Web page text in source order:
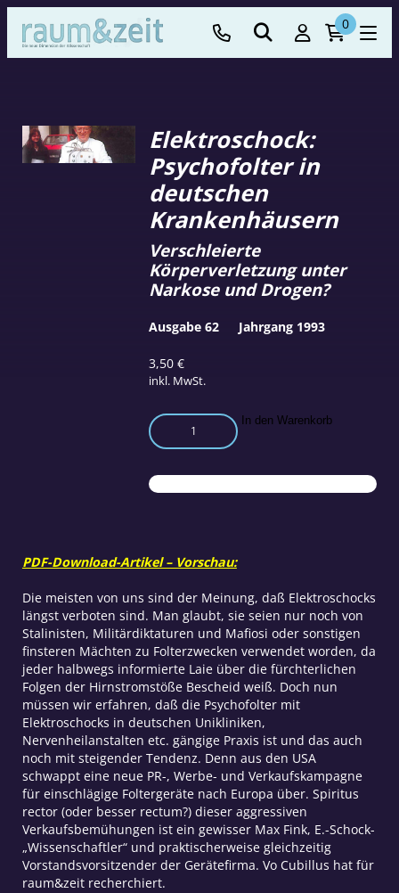
0
Elektroschock:
Psychofolter in
deutschen
Krankenhäusern
3,50€
inkl. MwSt.
Verschleierte
Körperverletzung unter
Narkose und Drogen?
Elektroschock:
Psychofolter
deutschen
Krankenhäusern
In den Warenkorb
Ausgabe 62 Jahrgang 1993
PDF-Download-Artikel – Vorschau:
Die meisten von uns sind der Meinung, daß Elektroschocks
längst verboten sind. Man glaubt, sie seien nur noch von
Stalinisten, Militärdiktaturen und Mafiosi oder sonstigen
finsteren Mächten zu Folterzwecken verwendet worden, da
jeder halbwegs informierte Laie über die fürchterlichen
Folgen der Hirnstromstöße Bescheid weiß. Doch nun
müssen wir erfahren, daß die Psychofolter mit
Elektroschocks in deutschen Unikliniken,
Nervenheilanstalten etc. gängige Praxis ist und das auch
noch mit steigender Tendenz. Denn aus den USA
schwappt eine neue PR-, Werbe- und Verkaufskampagne
für einschlägige Foltergeräte nach Europa über. Spiritus
rector (oder besser rectum?) dieser aggressiven
Verkaufsbemühungen ist ein gewisser Max Fink, E.-Schock-
„Wissenschaftler“ und praktischerweise gleichzeitig
Vorstandsvorsitzender der Gerätefirma. Vo Cubillus hat für
raum&zeit recherchiert.